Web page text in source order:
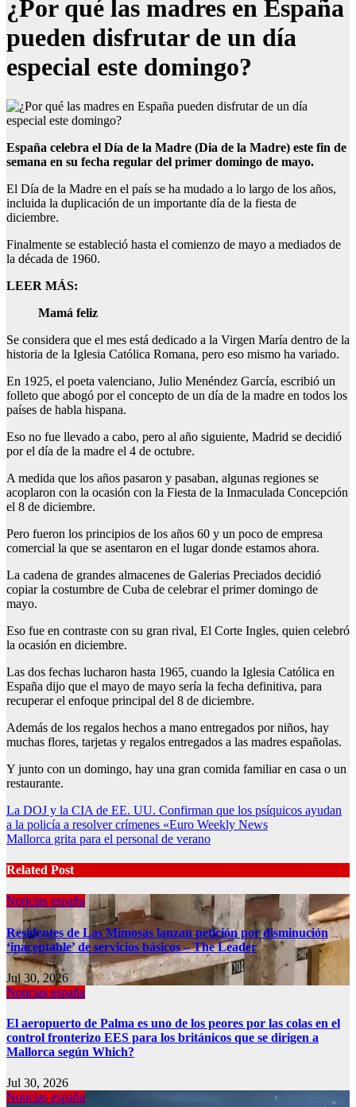
¿Por qué las madres en España
pueden disfrutar de un día
especial este domingo?
España celebra el Día de la Madre (Dia de la Madre) este fin de
semana en su fecha regular del primer domingo de mayo.
El Día de la Madre en el país se ha mudado a lo largo de los años,
incluida la duplicación de un importante día de la fiesta de
diciembre.
Finalmente se estableció hasta el comienzo de mayo a mediados de
la década de 1960.
LEER MÁS:
Mamá feliz
Se considera que el mes está dedicado a la Virgen María dentro de la
historia de la Iglesia Católica Romana, pero eso mismo ha variado.
En 1925, el poeta valenciano, Julio Menéndez García, escribió un
folleto que abogó por el concepto de un día de la madre en todos los
países de habla hispana.
Eso no fue llevado a cabo, pero al año siguiente, Madrid se decidió
por el día de la madre el 4 de octubre.
A medida que los años pasaron y pasaban, algunas regiones se
acoplaron con la ocasión con la Fiesta de la Inmaculada Concepción
el 8 de diciembre.
Pero fueron los principios de los años 60 y un poco de empresa
comercial la que se asentaron en el lugar donde estamos ahora.
La cadena de grandes almacenes de Galerias Preciados decidió
copiar la costumbre de Cuba de celebrar el primer domingo de
mayo.
Eso fue en contraste con su gran rival, El Corte Ingles, quien celebró
la ocasión en diciembre.
Las dos fechas lucharon hasta 1965, cuando la Iglesia Católica en
España dijo que el mayo de mayo sería la fecha definitiva, para
recuperar el enfoque principal del 8 de diciembre.
Además de los regalos hechos a mano entregados por niños, hay
muchas flores, tarjetas y regalos entregados a las madres españolas.
Y junto con un domingo, hay una gran comida familiar en casa o un
restaurante.
Post
navigation
La DOJ y la CIA de EE. UU. Confirman que los psíquicos ayudan
a la policía a resolver crímenes «Euro Weekly News
Mallorca grita para el personal de verano
Related Post
Noticias españa
Residentes de Las Mimosas lanzan petición por disminución
‘inaceptable’ de servicios básicos – The Leader
Jul 30, 2026
Noticias españa
El aeropuerto de Palma es uno de los peores por las colas en el
control fronterizo EES para los británicos que se dirigen a
Mallorca según Which?
Jul 30, 2026
Noticias españa